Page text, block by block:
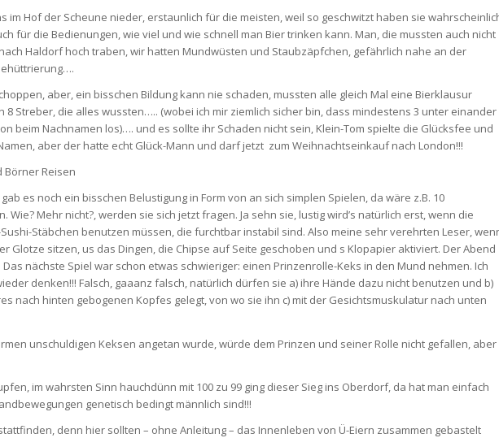
im Hof der Scheune nieder, erstaunlich für die meisten, weil so geschwitzt haben sie
für die Bedienungen, wie viel und wie schnell man Bier trinken kann. Man, die mussten auch nicht
Haldorf hoch traben, wir hatten Mundwüsten und Staubzäpfchen, gefährlich nahe an der
aber, ein bisschen Bildung kann nie schaden, mussten alle gleich Mal eine Bierklausur
8 Streber, die alles wussten….. (wobei ich mir ziemlich sicher bin, dass mindestens 3 unter einander
beim Nachnamen los)…. und es sollte ihr Schaden nicht sein, Klein-Tom spielte die Glücksfee und
aber der hatte echt Glück-Mann und darf jetzt zum Weihnachtseinkauf nach London!!!
Börner Reisen
es noch ein bisschen Belustigung in Form von an sich simplen Spielen, da wäre z.B. 10
Mehr nicht?, werden sie sich jetzt fragen. Ja sehn sie, lustig wird’s natürlich erst, wenn die
Stäbchen benutzen müssen, die furchtbar instabil sind. Also meine sehr verehrten Leser,
Glotze sitzen, us das Dingen, die Chipse auf Seite geschoben und s Klopapier aktiviert. Der Abend
nächste Spiel war schon etwas schwieriger: einen Prinzenrolle-Keks in den Mund nehmen. Ich
denken!!! Falsch, gaaanz falsch, natürlich dürfen sie a) ihre Hände dazu nicht benutzen und b)
nach hinten gebogenen Kopfes gelegt, von wo sie ihn c) mit der Gesichtsmuskulatur nach unten
unschuldigen Keksen angetan wurde, würde dem Prinzen und seiner Rolle nicht gefallen, aber
im wahrsten Sinn hauchdünn mit 100 zu 99 ging dieser Sieg ins Oberdorf, da hat man einfach
genetisch bedingt männlich sind!!!
denn hier sollten – ohne Anleitung – das Innenleben von Ü-Eiern zusammen gebastelt